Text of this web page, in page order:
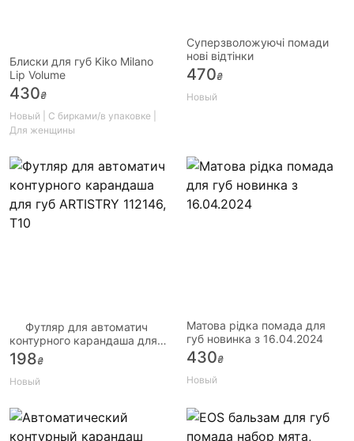
Блиски для губ Kiko Milano
Lip Volume
430₴
Новый | С бирками/в упаковке |
Для женщины
Суперзволожуючі помади
нові відтінки
470₴
Новый
Футляр для автоматич
контурного карандаша для
губ ARTISTRY 112146, Т10
198₴
Новый
Матова рідка помада для
губ новинка з 16.04.2024
430₴
Новый